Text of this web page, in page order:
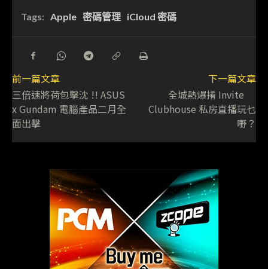
Tags: Apple 密碼管理 iCloud 密碼
前一篇文章
三倍速將荷包擊沈 !! ASUS
x Gundam 電腦產品二月全
面出擊
下一篇文章
全城熱爆𢯎 Invite
Clubhouse 私房直播玩乜
嘢？